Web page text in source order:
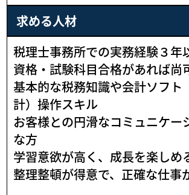
求める人材
税理士事務所での実務経験３年
資格・試験科目合格があれば尚
基本的な税務知識や会計ソフト
計）操作スキル
お客様との円滑なコミュニケー
な方
学習意欲が高く、成長を楽しめ
整理整頓が得意で、正確な仕事